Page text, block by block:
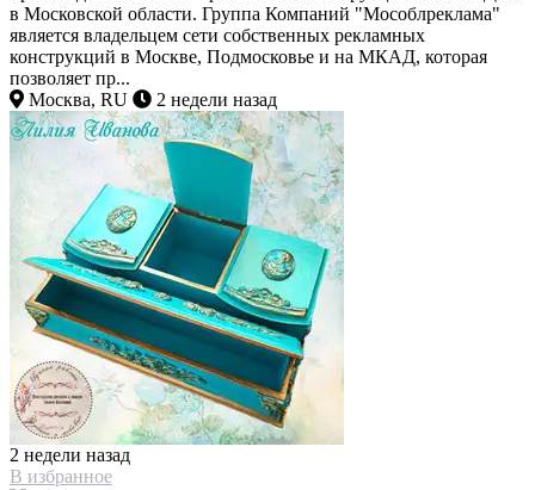
в Московской области. Группа Компаний "Мособлреклама"
является владельцем сети собственных рекламных
конструкций в Москве, Подмосковье и на МКАД, которая
позволяет пр...
Москва, RU
2 недели назад
2 недели назад
В избранное